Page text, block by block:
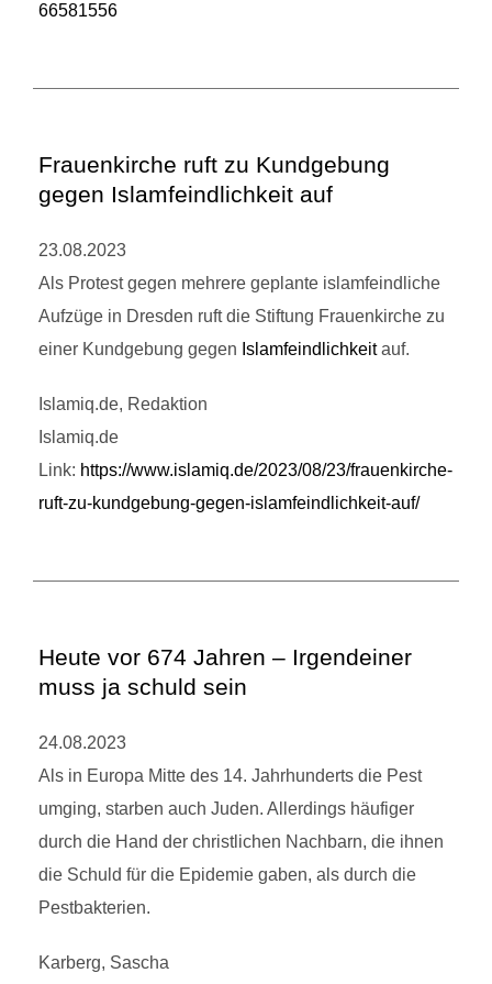
66581556
Frauenkirche ruft zu Kundgebung
gegen Islamfeindlichkeit auf
23.08.2023
Als Protest gegen mehrere geplante islamfeindliche
Aufzüge in Dresden ruft die Stiftung Frauenkirche zu
einer Kundgebung gegen Islamfeindlichkeitauf.
Islamiq.de, Redaktion
Islamiq.de
Link: https://www.islamiq.de/2023/08/23/frauenkirche-
ruft-zu-kundgebung-gegen-islamfeindlichkeit-auf/
Heute vor 674 Jahren – Irgendeiner
muss ja schuld sein
24.08.2023
Als in Europa Mitte des 14. Jahrhunderts die Pest
umging, starben auch Juden. Allerdings häufiger
durch die Hand der christlichen Nachbarn, die ihnen
die Schuld für die Epidemie gaben, als durch die
Pestbakterien.
Karberg, Sascha